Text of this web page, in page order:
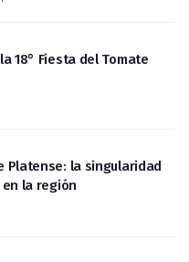
18° Fiesta del Tomate
Platense: la singularidad
la región